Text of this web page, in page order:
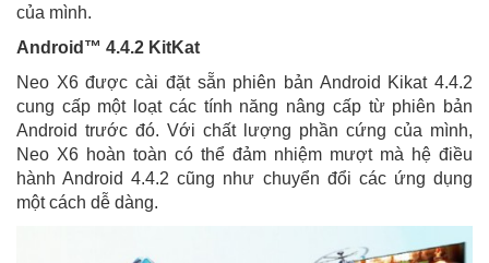
của mình.
Android™ 4.4.2 KitKat
Neo X6 được cài đặt sẵn phiên bản Android Kikat 4.4.2
cung cấp một loạt các tính năng nâng cấp từ phiên bản
Android trước đó. Với chất lượng phần cứng của mình,
Neo X6 hoàn toàn có thể đảm nhiệm mượt mà hệ điều
hành Android 4.4.2 cũng như chuyển đổi các ứng dụng
một cách dễ dàng.